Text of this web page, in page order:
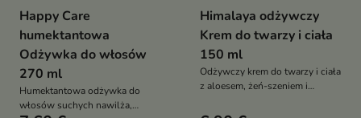
Happy Care
humektantowa
Odżywka do włosów
270 ml
Humektantowa odżywka do
włosów suchych nawilża,
Himalaya odżywczy
Krem do twarzy i ciała
150 ml
Odżywczy krem do twarzy i ciała
z aloesem, żeń-szeniem i
pomaga nawilżać, wygładzać